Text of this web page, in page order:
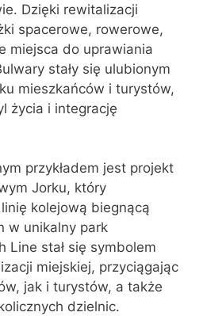
Dzięki rewitalizacji
spacerowe, rowerowe,
miejsca do uprawiania
stały się ulubionym
mieszkańców i turystów,
życia i integrację
przykładem jest projekt
Jorku, który
linię kolejową biegnącą
w unikalny park
Line stał się symbolem
miejskiej, przyciągając
jak i turystów, a także
dzielnic.